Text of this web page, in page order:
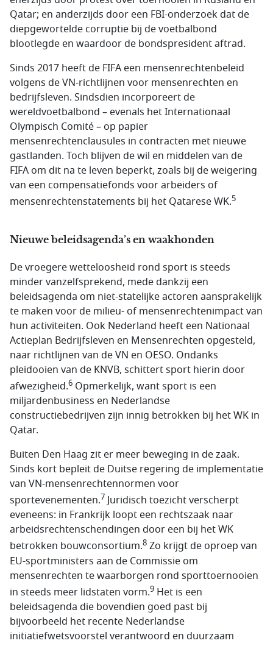
Qatar; en anderzijds door een FBI-onderzoek dat de
diepgewortelde corruptie bij de voetbalbond
blootlegde en waardoor de bondspresident aftrad.
Sinds 2017 heeft de FIFA een mensenrechtenbeleid
volgens de VN-richtlijnen voor mensenrechten en
bedrijfsleven. Sindsdien incorporeert de
wereldvoetbalbond – evenals het Internationaal
Olympisch Comité – op papier
mensenrechtenclausules in contracten met nieuwe
gastlanden. Toch blijven de wil en middelen van de
FIFA om dit na te leven beperkt, zoals bij de weigering
van een compensatiefonds voor arbeiders of
mensenrechtenstatements bij het Qatarese WK.5
Nieuwe beleidsagenda’s en waakhonden
De vroegere wetteloosheid rond sport is steeds
minder vanzelfsprekend, mede dankzij een
beleidsagenda om niet-statelijke actoren aansprakelijk
te maken voor de milieu- of mensenrechtenimpact van
hun activiteiten. Ook Nederland heeft een Nationaal
Actieplan Bedrijfsleven en Mensenrechten opgesteld,
naar richtlijnen van de VN en OESO. Ondanks
pleidooien van de KNVB, schittert sport hierin door
afwezigheid.6 Opmerkelijk, want sport is een
miljardenbusiness en Nederlandse
constructiebedrijven zijn innig betrokken bij het WK in
Qatar.
Buiten Den Haag zit er meer beweging in de zaak.
Sinds kort bepleit de Duitse regering de implementatie
van VN-mensenrechtennormen voor
sportevenementen.7 Juridisch toezicht verscherpt
eveneens: in Frankrijk loopt een rechtszaak naar
arbeidsrechtenschendingen door een bij het WK
betrokken bouwconsortium.8 Zo krijgt de oproep van
EU-sportministers aan de Commissie om
mensenrechten te waarborgen rond sporttoernooien
in steeds meer lidstaten vorm.9 Het is een
beleidsagenda die bovendien goed past bij
bijvoorbeeld het recente Nederlandse
initiatiefwetsvoorstel verantwoord en duurzaam